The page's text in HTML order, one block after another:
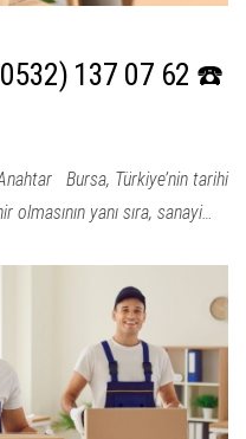
137 07 62 ☎️
Bursa, Türkiye’nin tarihi
yanı sıra, sanayi…